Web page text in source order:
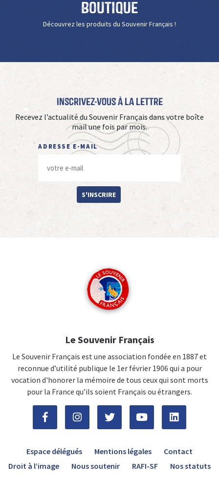
Boutique
Découvrez les produits du Souvenir Français !
Inscrivez-vous à La Lettre
Recevez l’actualité du Souvenir Français dans votre boîte
mail une fois par mois.
ADRESSE E-MAIL
S'INSCRIRE
Le Souvenir Français
Le Souvenir Français est une association fondée en 1887 et
reconnue d’utilité publique le 1er février 1906 qui a pour
vocation d'honorer la mémoire de tous ceux qui sont morts
pour la France qu’ils soient Français ou étrangers.
Espace délégués Mentions légales
Contact
Droit à l’image
Nous soutenir RAFI-SF Nos statuts